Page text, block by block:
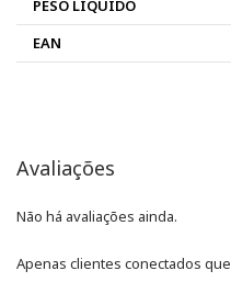
PESO LÍQUIDO
EAN
Avaliações
Não há avaliações ainda.
Apenas clientes conectados